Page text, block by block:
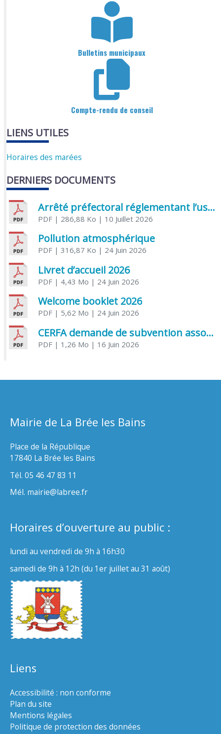
Bulletins municipaux
Compte-rendu de conseil
LIENS UTILES
Horaires des marées
DERNIERS DOCUMENTS
Arrêté préfectoral réglementant l’usage de l’eau
PDF| 286,88 Ko | 10 Juillet 2026
Pollution atmosphérique
PDF| 316,87 Ko | 24 Juin 2026
Livret d’accueil 2026
PDF| 4,43 Mo | 24 Juin 2026
Welcome booklet 2026
PDF| 5,62 Mo | 24 Juin 2026
CERFA demande de subvention association
PDF| 1,26 Mo | 16 Juin 2026
Mairie de La Brée les Bains
Place de la République
17840 La Brée les Bains
Tél. 05 46 47 83 11
Mél. mairie@labree.fr
Horaires d’ouverture au public :
lundi au vendredi de 9h à 16h30
samedi de 9h à 12h (du 1er juillet au 31 août)
Liens
Accessibilité : non conforme
Plan du site
Mentions légales
Politique de protection des données